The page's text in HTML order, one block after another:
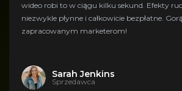
wideo robi to w ciągu kilku sekund. Efekty
niezwykle płynne i całkowicie bezpłatne.
zapracowanym marketerom!
Sarah Jenkins
Sprzedawca